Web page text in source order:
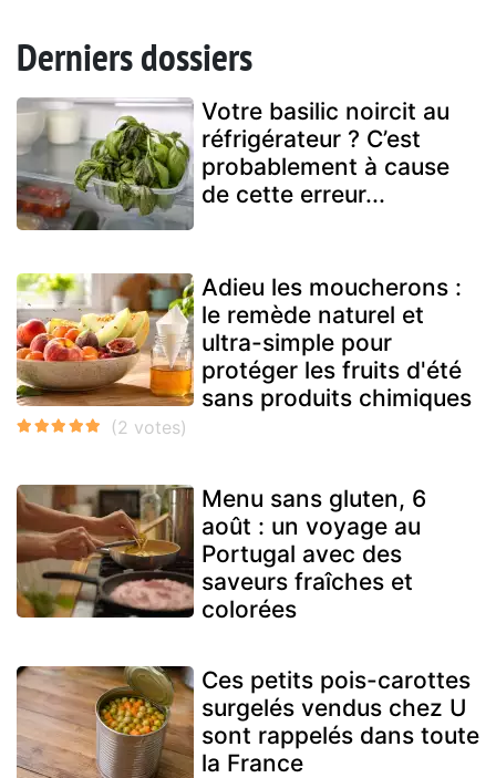
Derniers dossiers
Votre basilic noircit au
réfrigérateur ? C’est
probablement à cause
de cette erreur...
Adieu les moucherons :
le remède naturel et
ultra-simple pour
protéger les fruits d'été
sans produits chimiques
Menu sans gluten, 6
août : un voyage au
Portugal avec des
saveurs fraîches et
colorées
Ces petits pois-carottes
surgelés vendus chez U
sont rappelés dans toute
la France